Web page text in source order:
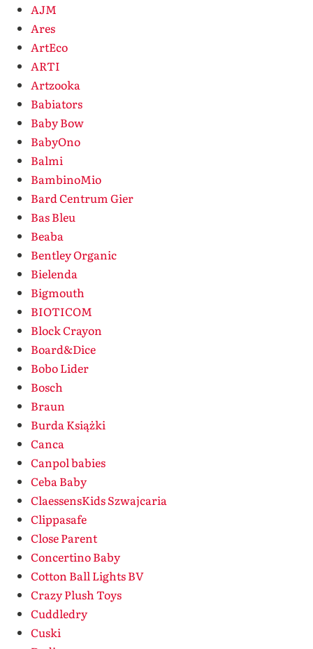
AJM
Ares
ArtEco
ARTI
Artzooka
Babiators
Baby Bow
BabyOno
Balmi
BambinoMio
Bard Centrum Gier
Bas Bleu
Beaba
Bentley Organic
Bielenda
Bigmouth
BIOTICOM
Block Crayon
Board&Dice
Bobo Lider
Bosch
Braun
Burda Książki
Canca
Canpol babies
Ceba Baby
ClaessensKids Szwajcaria
Clippasafe
Close Parent
Concertino Baby
Cotton Ball Lights BV
Crazy Plush Toys
Cuddledry
Cuski